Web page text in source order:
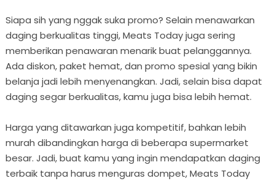
Siapa sih yang nggak suka promo? Selain menawarkan
daging berkualitas tinggi, Meats Today juga sering
memberikan penawaran menarik buat pelanggannya.
Ada diskon, paket hemat, dan promo spesial yang bikin
belanja jadi lebih menyenangkan. Jadi, selain bisa dapat
daging segar berkualitas, kamu juga bisa lebih hemat.
Harga yang ditawarkan juga kompetitif, bahkan lebih
murah dibandingkan harga di beberapa supermarket
besar. Jadi, buat kamu yang ingin mendapatkan daging
terbaik tanpa harus menguras dompet, Meats Today